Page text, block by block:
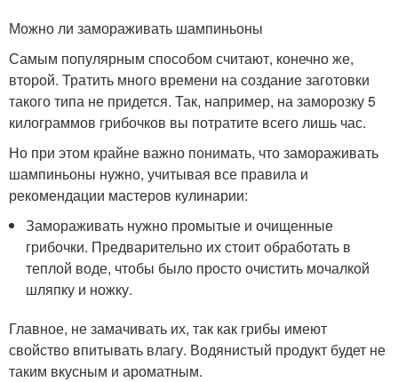
Можно ли замораживать шампиньоны
Самым популярным способом считают, конечно же,
второй. Тратить много времени на создание заготовки
такого типа не придется. Так, например, на заморозку 5
килограммов грибочков вы потратите всего лишь час.
Но при этом крайне важно понимать, что замораживать
шампиньоны нужно, учитывая все правила и
рекомендации мастеров кулинарии:
Замораживать нужно промытые и очищенные
грибочки. Предварительно их стоит обработать в
теплой воде, чтобы было просто очистить мочалкой
шляпку и ножку.
Главное, не замачивать их, так как грибы имеют
свойство впитывать влагу. Водянистый продукт будет не
таким вкусным и ароматным.